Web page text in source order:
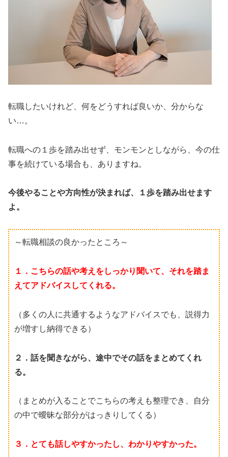
転職したいけれど、何をどうすれば良いか、分からな
い…。
転職への１歩を踏み出せず、モンモンとしながら、今の仕
事を続けている場合も、ありますね。
今後やることや方向性が決まれば、１歩を踏み出せます
よ。
～転職相談の良かったところ～
１．こちらの話や考えをしっかり聞いて、それを踏ま
えてアドバイスしてくれる。
（多くの人に共通するようなアドバイスでも、説得力
が増すし納得できる）
２．話を聞きながら、途中でその話をまとめてくれ
る。
（まとめが入ることでこちらの考えも整理でき、自分
の中で曖昧な部分がはっきりしてくる）
３．とても話しやすかったし、わかりやすかった。